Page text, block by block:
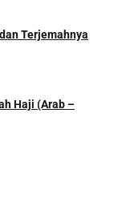
Terjemahnya
Haji (Arab –